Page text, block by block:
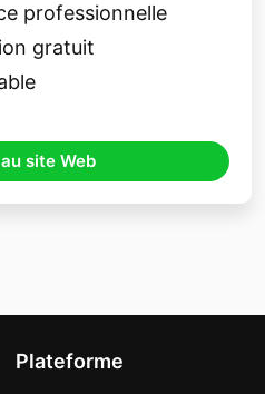
professionnelle
gratuit
site Web
Plateforme